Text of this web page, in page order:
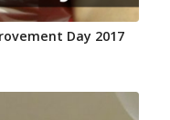
Day 2017